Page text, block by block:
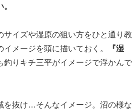
サイズや湿原の狙い方をひと通り教
メージを頭に描いておく。
『湿
釣りキチ三平がイメージで浮かんで
を抜け…そんなイメージ。沼の様な